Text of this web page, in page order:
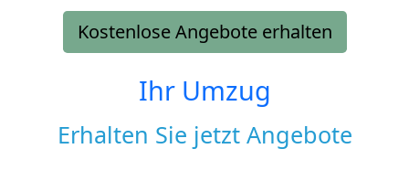
Kostenlose Angebote erhalten
Ihr Umzug
Erhalten Sie jetzt Angebote